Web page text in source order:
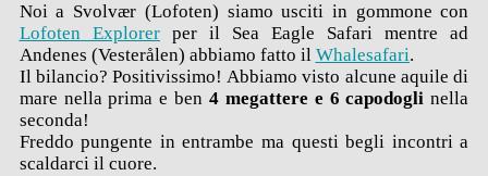
Noi a Svolvær (Lofoten) siamo usciti in gommone con
Lofoten Explorerper il Sea Eagle Safari mentre ad
Andenes (Vesterålen) abbiamo fatto il Whalesafari.
Il bilancio? Positivissimo! Abbiamo visto alcune aquile di
mare nella prima e ben 4 megattere e 6 capodogli nella
seconda!
Freddo pungente in entrambe ma questi begli incontri a
scaldarci il cuore.